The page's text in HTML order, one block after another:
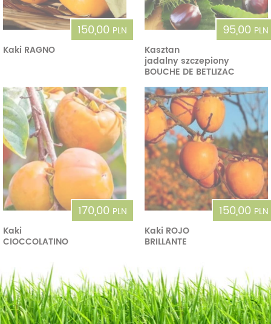
150,00 PLN
Kaki RAGNO
95,00 PLN
Kasztan
jadalny szczepiony
BOUCHE DE BETLIZAC
170,00 PLN
Kaki
CIOCCOLATINO
150,00 PLN
Kaki ROJO
BRILLANTE